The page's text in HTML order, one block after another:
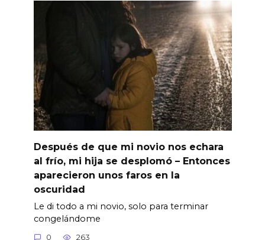
Después de que mi novio nos echara
al frío, mi hija se desplomó – Entonces
aparecieron unos faros en la
oscuridad
Le di todo a mi novio, solo para terminar
congelándome
0 263